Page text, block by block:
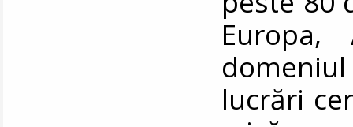
lucrări